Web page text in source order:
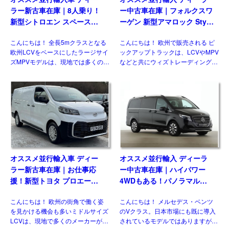
ラー新古車在庫｜8人乗り！
新型シトロエン スペースツ
180 M 8AT 左ハンドル
こんにちは！ 全長5mクラスとなる
欧州LCVをベースにしたラージサイ
ズMPVモデルは、現地では多くのメ
状日本市場には正規導入されている
モデルはありません。そのなかでも
多くの兄弟車をもつモデ […]
ー中古車在庫｜フォルクスワ
ーゲン 新型アマロック Style
ドル
こんにちは！ 欧州で販売される ピ
ックアップトラックは、LCVやMPV
などと共にウィズトレーディング
イラックスに続 […]
オススメ並行輸入車 ディー
ラー新古車在庫｜お仕事応
援！新型トヨタ プロエース
3人乗り6MT 右ハンドル
こんにちは！ 欧州の街角で働く姿
を見かける機会も多いミドルサイズ
LCVは、現地で多くのメーカーがラ
オススメ並行輸入 ディーラ
ー中古車在庫｜ハイパワー
4WDもある！パノラマルー
ス V300d アバンギャルド ロ
ング 4Matic 9G-Tronic 左ハ
ンドル
こんにちは！ メルセデス・ベンツ
のVクラス。日本市場にも既に導入
されているモデルではありますが、